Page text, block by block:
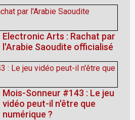
Electronic Arts : Rachat par
l'Arabie Saoudite officialisé
Mois-Sonneur #143 : Le jeu
vidéo peut-il n'être que
numérique ?